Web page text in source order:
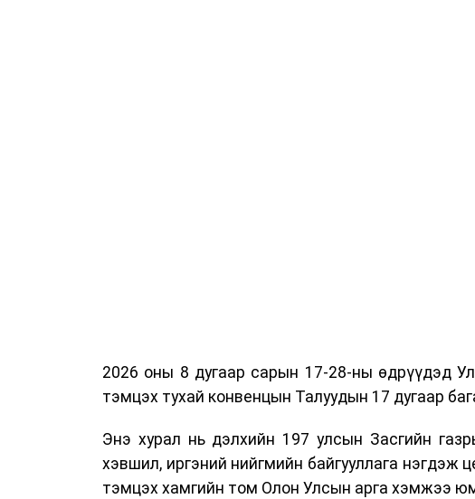
2026 оны 8 дугаар сарын 17-28-ны өдрүүдэд
тэмцэх тухай конвенцын Талуудын 17 дугаар
Энэ хурал нь дэлхийн 197 улсын Засгийн
хэвшил, иргэний нийгмийн байгууллага нэгдэж
тэмцэх хамгийн том Олон Улсын арга хэмжээ